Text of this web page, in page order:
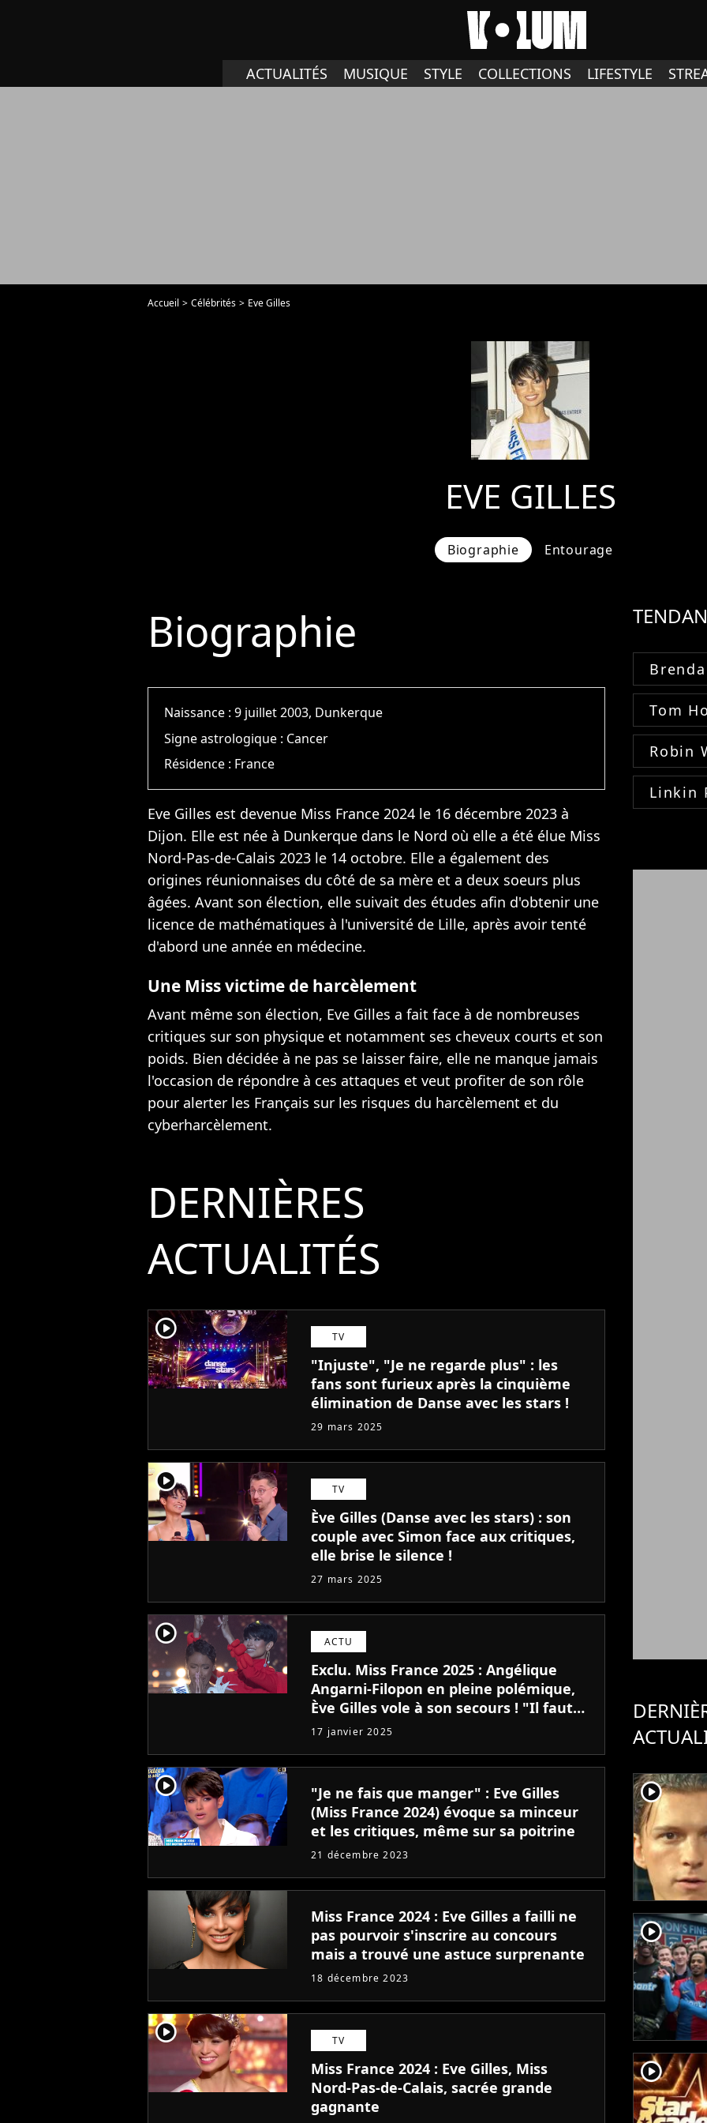
ACTUALITÉS MUSIQUE STYLE COLLECTIONS LIFESTYLE
Accueil Célébrités Eve Gilles
EVE GILLES
Biographie Entourage
Biographie
Naissance :9 juillet 2003, Dunkerque
Signe astrologique : Cancer
Résidence : France
Eve Gilles est devenue Miss France 2024 le 16 décembre 2023 à
Dijon. Elle est née à Dunkerque dans le Nord où elle a été élue Miss
Nord-Pas-de-Calais 2023 le 14 octobre. Elle a également des
origines réunionnaises du côté de sa mère et a deux soeurs plus
âgées. Avant son élection, elle suivait des études afin d'obtenir une
licence de mathématiques à l'université de Lille, après avoir tenté
d'abord une année en médecine.
Une Miss victime de harcèlement
Avant même son élection, Eve Gilles a fait face à de nombreuses
critiques sur son physique et notamment ses cheveux courts et son
poids. Bien décidée à ne pas se laisser faire, elle ne manque jamais
l'occasion de répondre à ces attaques et veut profiter de son rôle
pour alerter les Français sur les risques du harcèlement et du
cyberharcèlement.
DERNIÈRES
ACTUALITÉS
player2 TV
"Injuste", "Je ne regarde plus" : les
fans sont furieux après la cinquième
élimination de Danse avec les stars !
29 mars 2025
player2 TV
Ève Gilles (Danse avec les stars) : son
couple avec Simon face aux critiques,
elle brise le silence !
27 mars 2025
player2 ACTU
Exclu. Miss France 2025 : Angélique
Angarni-Filopon en pleine polémique,
Ève Gilles vole à son secours ! "Il faut
remettre les choses dans leur
17 janvier 2025
player2
"Je ne fais que manger" : Eve Gilles
(Miss France 2024) évoque sa minceur
et les critiques, même sur sa poitrine
21 décembre 2023
Miss France 2024 : Eve Gilles a failli ne
pas pourvoir s'inscrire au concours
mais a trouvé une astuce surprenante
18 décembre 2023
player2 TV
Miss France 2024 : Eve Gilles, Miss
Nord-Pas-de-Calais, sacrée grande
gagnante
Tom
Robin
Linkin
player2
player2
player2